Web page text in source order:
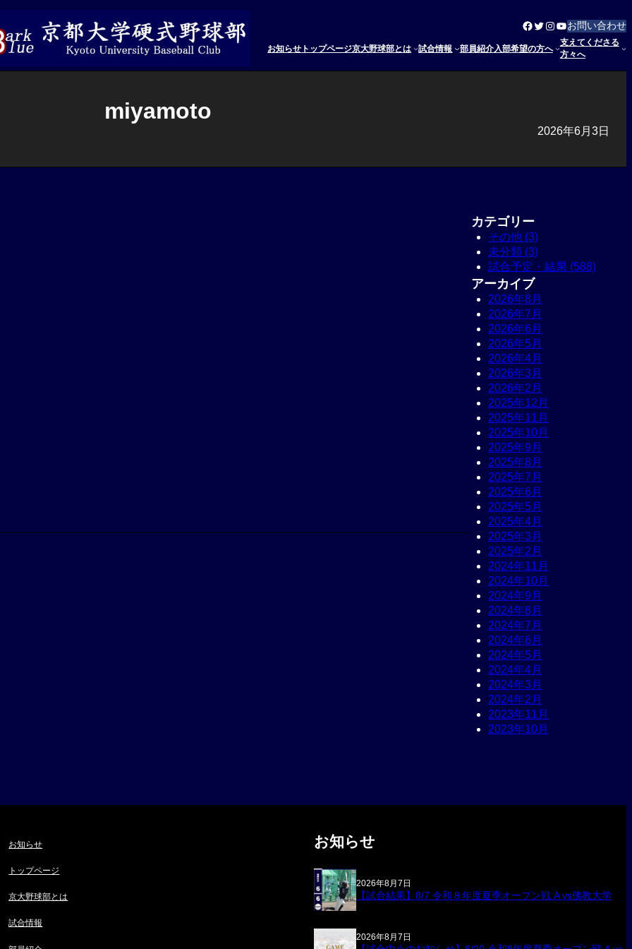
Facebook
Twitter
Instagram
YouTube
お問い合わせ
お知らせ トップページ京大野球部とは 試合情報 部員紹介入部希望の方へ
支えてくださる
方々へ
miyamoto
2026年6月3日
カテゴリー
その他 (3)
未分類 (3)
試合予定・結果 (588)
アーカイブ
2026年8月
2026年7月
2026年6月
2026年5月
2026年4月
2026年3月
2026年2月
2025年12月
2025年11月
2025年10月
2025年9月
2025年8月
2025年7月
2025年6月
2025年5月
2025年4月
2025年3月
2025年2月
2024年11月
2024年10月
2024年9月
2024年8月
2024年7月
2024年6月
2024年5月
2024年4月
2024年3月
2024年2月
2023年11月
2023年10月
お知らせ
トップページ
京大野球部とは
試合情報
お知らせ
2026年8月7日
【試合結果】8/7 令和８年度夏季オープン戦 A vs佛教大学
2026年8月7日